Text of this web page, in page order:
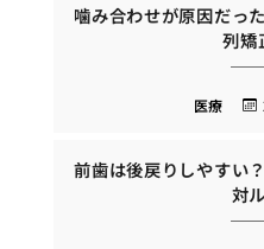
噛み合わせが原因だっ
列矯
医療
前歯は後戻りしやすい
対